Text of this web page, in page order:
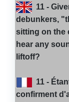
11 -
debunkers,
sitting on the
hear any
liftoff?
11 -
confirment